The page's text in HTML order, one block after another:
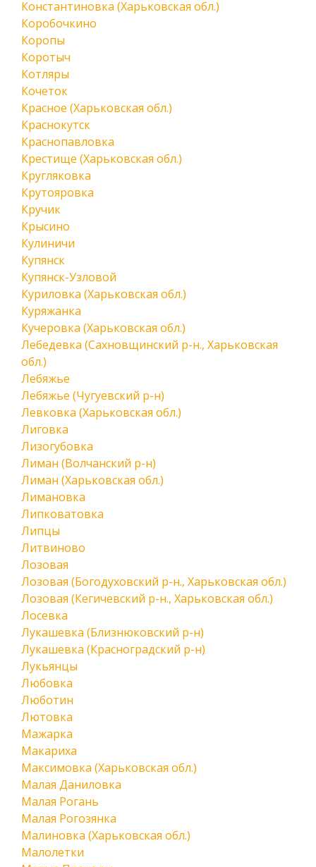
Константиновка (Харьковская обл.)
Коробочкино
Коропы
Коротыч
Котляры
Кочеток
Красное (Харьковская обл.)
Краснокутск
Краснопавловка
Крестище (Харьковская обл.)
Кругляковка
Крутояровка
Кручик
Крысино
Кулиничи
Купянск
Купянск-Узловой
Куриловка (Харьковская обл.)
Куряжанка
Кучеровка (Харьковская обл.)
Лебедевка (Сахновщинский р-н., Харьковская
обл.)
Лебяжье
Лебяжье (Чугуевский р-н)
Левковка (Харьковская обл.)
Лиговка
Лизогубовка
Лиман (Волчанский р-н)
Лиман (Харьковская обл.)
Лимановка
Липковатовка
Липцы
Литвиново
Лозовая
Лозовая (Богодуховский р-н., Харьковская обл.)
Лозовая (Кегичевский р-н., Харьковская обл.)
Лосевка
Лукашевка (Близнюковский р-н)
Лукашевка (Красноградский р-н)
Лукьянцы
Любовка
Люботин
Лютовка
Мажарка
Макариха
Максимовка (Харьковская обл.)
Малая Даниловка
Малая Рогань
Малая Рогозянка
Малиновка (Харьковская обл.)
Малолетки